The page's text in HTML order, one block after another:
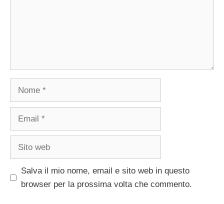
Nome
Email
Sito
Salva il mio nome, email e sito web in questo
browser per la prossima volta che commento.